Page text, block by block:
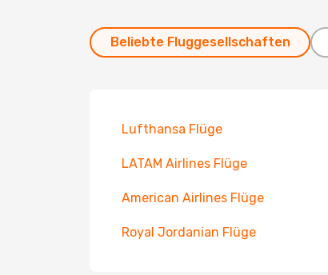
Beliebte Fluggesellschaften
Lufthansa Flüge
LATAM Airlines Flüge
American Airlines Flüge
Royal Jordanian Flüge